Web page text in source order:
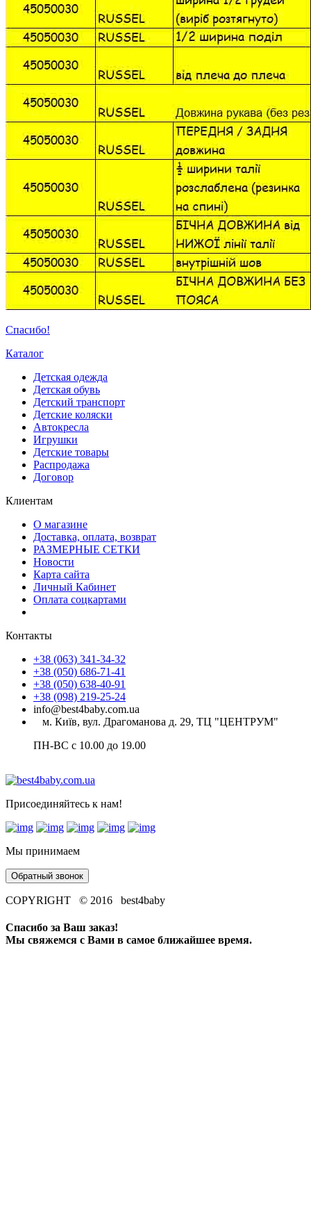
Спасибо!
Каталог
Детская одежда
Детская обувь
Детский транспорт
Детские коляски
Автокресла
Игрушки
Детские товары
Распродажа
Договор
Клиентам
О магазине
Доставка, оплата, возврат
РАЗМЕРНЫЕ СЕТКИ
Новости
Карта сайта
Личный Кабинет
Оплата соцкартами
Контакты
+38 (063) 341-34-32
+38 (050) 686-71-41
+38 (050) 638-40-91
+38 (098) 219-25-24
info@best4baby.com.ua
м. Київ, вул. Драгоманова д. 29, ТЦ "ЦЕНТРУМ"
ПН-ВС с 10.00 до 19.00
Присоединяйтесь к нам!
Мы принимаем
Обратный звонок
COPYRIGHT © 2016 best4baby
Спасибо за Ваш заказ!
Мы свяжемся с Вами в самое ближайшее время.